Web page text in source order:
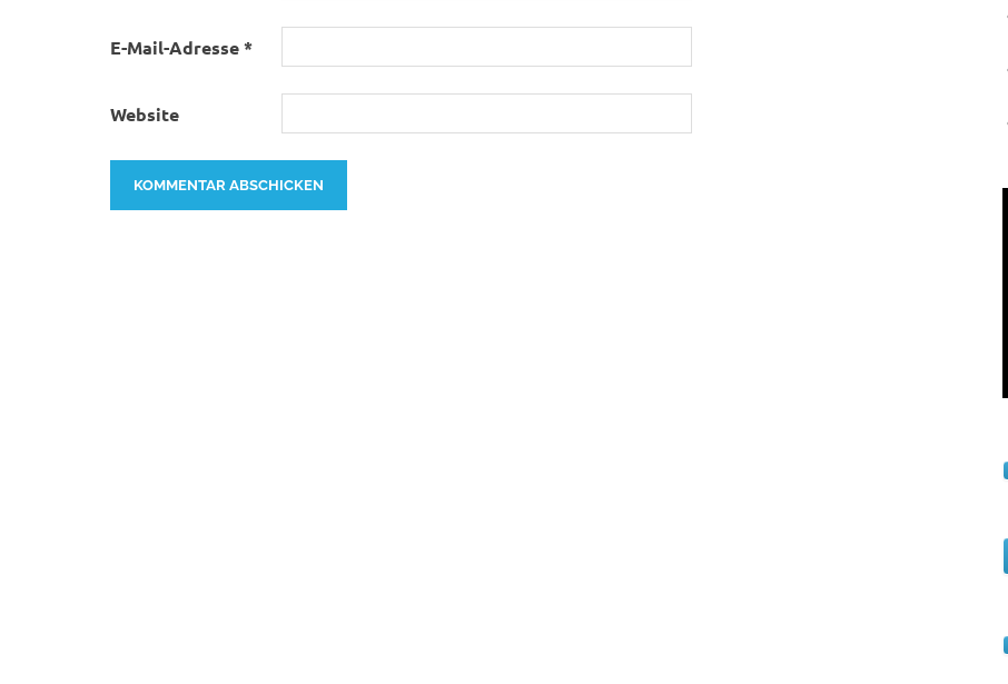
E-Mail-Adresse*
Website